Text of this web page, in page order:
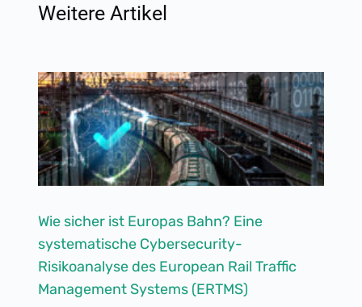
Weitere Artikel
Wie sicher ist Europas Bahn? Eine
systematische Cybersecurity-
Risikoanalyse des European Rail Traffic
Management Systems (ERTMS)